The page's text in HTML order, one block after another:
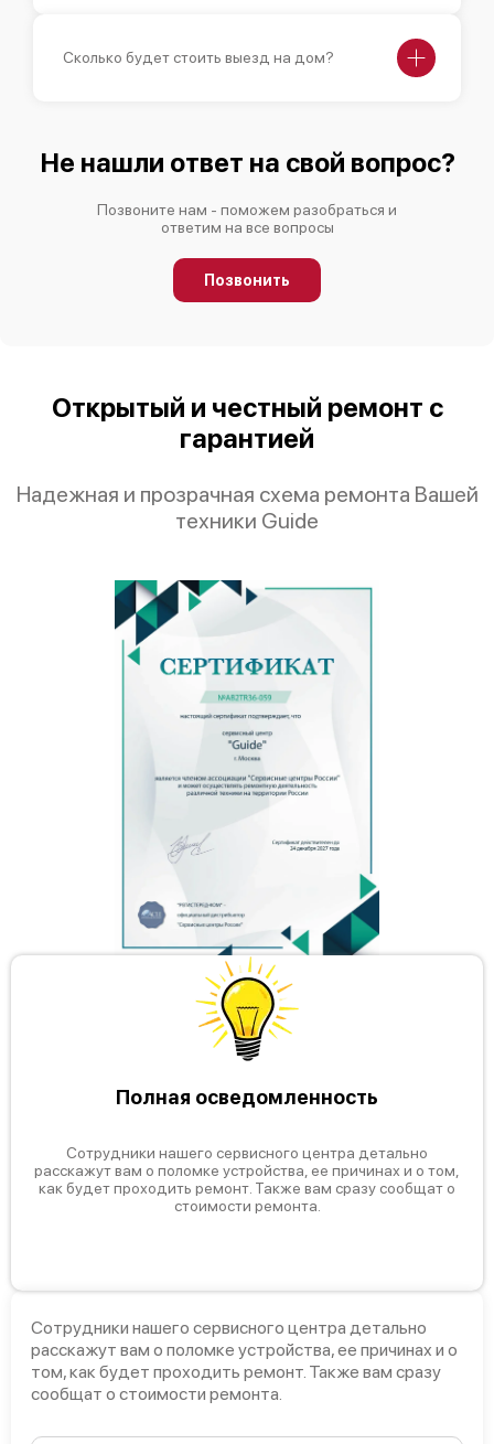
Сколько будет стоить выезд на дом?
Не нашли ответ на свой вопрос?
Позвоните нам - поможем разобраться и
ответим на все вопросы
Позвонить
Открытый и честный ремонт с
гарантией
Надежная и прозрачная схема ремонта Вашей
техники Guide
Полная осведомленность
Сотрудники нашего сервисного центра детально
расскажут вам о поломке устройства, ее причинах и о том,
как будет проходить ремонт. Также вам сразу сообщат о
стоимости ремонта.
Сотрудники нашего сервисного центра детально
расскажут вам о поломке устройства, ее причинах и о
том, как будет проходить ремонт. Также вам сразу
сообщат о стоимости ремонта.